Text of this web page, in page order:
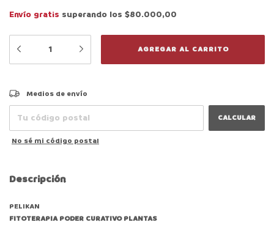
Envío gratis superando los $80.000,00
Entregas para el CP:
Medios de envío
CALCULAR
No sé mi código postal
Descripción
PELIKAN
FITOTERAPIA PODER CURATIVO PLANTAS